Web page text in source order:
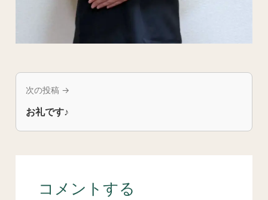
次の投稿 →
お礼です♪
コメントする